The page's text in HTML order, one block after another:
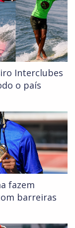
Interclubes
o país
fazem
barreiras